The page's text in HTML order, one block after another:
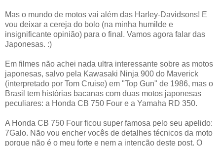
Mas o mundo de motos vai além das Harley-Davidsons! E
vou deixar a cereja do bolo (na minha humilde e
insignificante opinião) para o final. Vamos agora falar das
Japonesas. :)
Em filmes não achei nada ultra interessante sobre as motos
japonesas, salvo pela Kawasaki Ninja 900 do Maverick
(interpretado por Tom Cruise) em "Top Gun" de 1986, mas o
Brasil tem histórias bacanas com duas motos japonesas
peculiares: a Honda CB 750 Four e a Yamaha RD 350.
A Honda CB 750 Four ficou super famosa pelo seu apelido:
7Galo. Não vou encher vocês de detalhes técnicos da moto
porque não é o meu forte e nem a intenção deste post. O